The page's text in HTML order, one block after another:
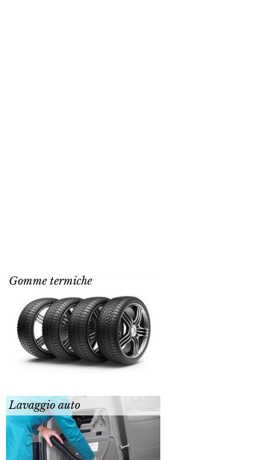
Gomme termiche
Lavaggio auto